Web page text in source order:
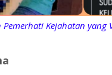
Kejahatan yang